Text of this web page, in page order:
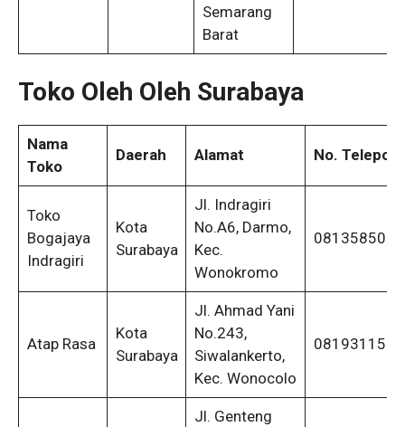
Semarang
Barat
Toko Oleh Oleh Surabaya
Nama
Toko
Daerah Alamat No. Telepon
Toko
Bogajaya
Indragiri
Kota
Surabaya
Jl. Indragiri
No.A6, Darmo,
Kec.
Wonokromo
Atap Rasa
Kota
Surabaya
Jl. Ahmad Yani
No.243,
Siwalankerto,
Kec. Wonocolo
Jl. Genteng